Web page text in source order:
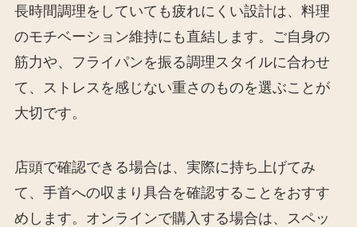
長時間調理をしていても疲れにくい設計は、料理
のモチベーション維持にも直結します。ご自身の
筋力や、フライパンを振る調理スタイルに合わせ
て、ストレスを感じない重さのものを選ぶことが
大切です。
店頭で確認できる場合は、実際に持ち上げてみ
て、手首への収まり具合を確認することをおすす
めします。オンラインで購入する場合は、スペッ